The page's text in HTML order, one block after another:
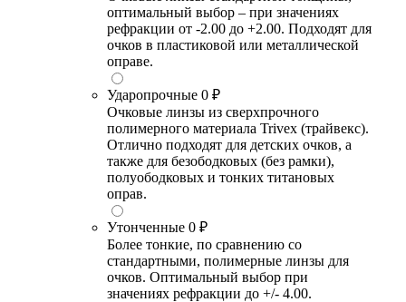
оптимальный выбор – при значениях
рефракции от -2.00 до +2.00. Подходят для
очков в пластиковой или металлической
оправе.
Ударопрочные 0 ₽
Очковые линзы из сверхпрочного
полимерного материала Trivex (трайвекс).
Отлично подходят для детских очков, а
также для безободковых (без рамки),
полуободковых и тонких титановых
оправ.
Утонченные 0 ₽
Более тонкие, по сравнению со
стандартными, полимерные линзы для
очков. Оптимальный выбор при
значениях рефракции до +/- 4.00.